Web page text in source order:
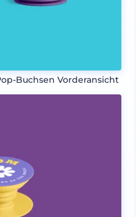
Buchsen Vorderansicht